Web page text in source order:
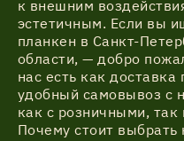
к внешним
эстетичным. Если вы
планкен в Санкт-
области, — добро
нас есть как доставка
удобный самовывоз с
как с розничными,
Почему стоит выбрать